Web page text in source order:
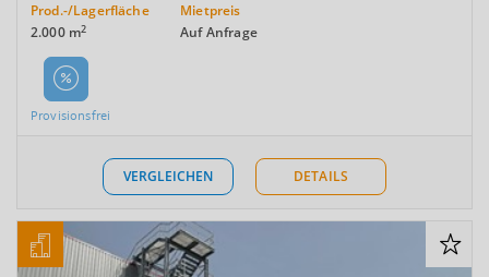
Prod.-/Lagerfläche
2.000 m2
Mietpreis
Auf Anfrage
Provisionsfrei
VERGLEICHEN DETAILS